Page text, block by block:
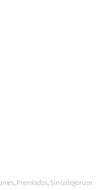
Premiados Sin categorizar